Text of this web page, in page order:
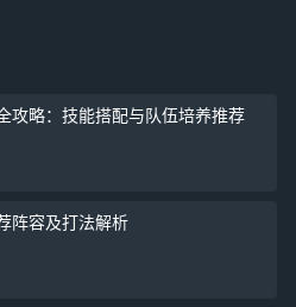
攻略：技能搭配与队伍培养推荐
阵容及打法解析